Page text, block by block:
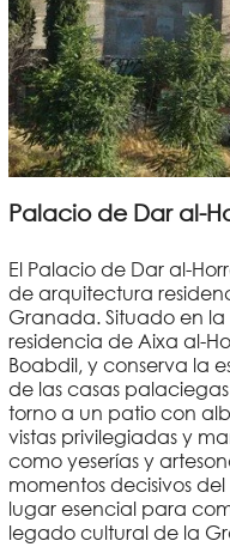
Palacio de Dar al-
El Palacio de Dar al-
de arquitectura
Granada. Situado en
residencia de Aixa al-
Boabdil, y conserva la
de las casas
torno a un patio con
vistas privilegiadas y
como yeserías y
momentos decisivos
lugar esencial para
legado cultural de la